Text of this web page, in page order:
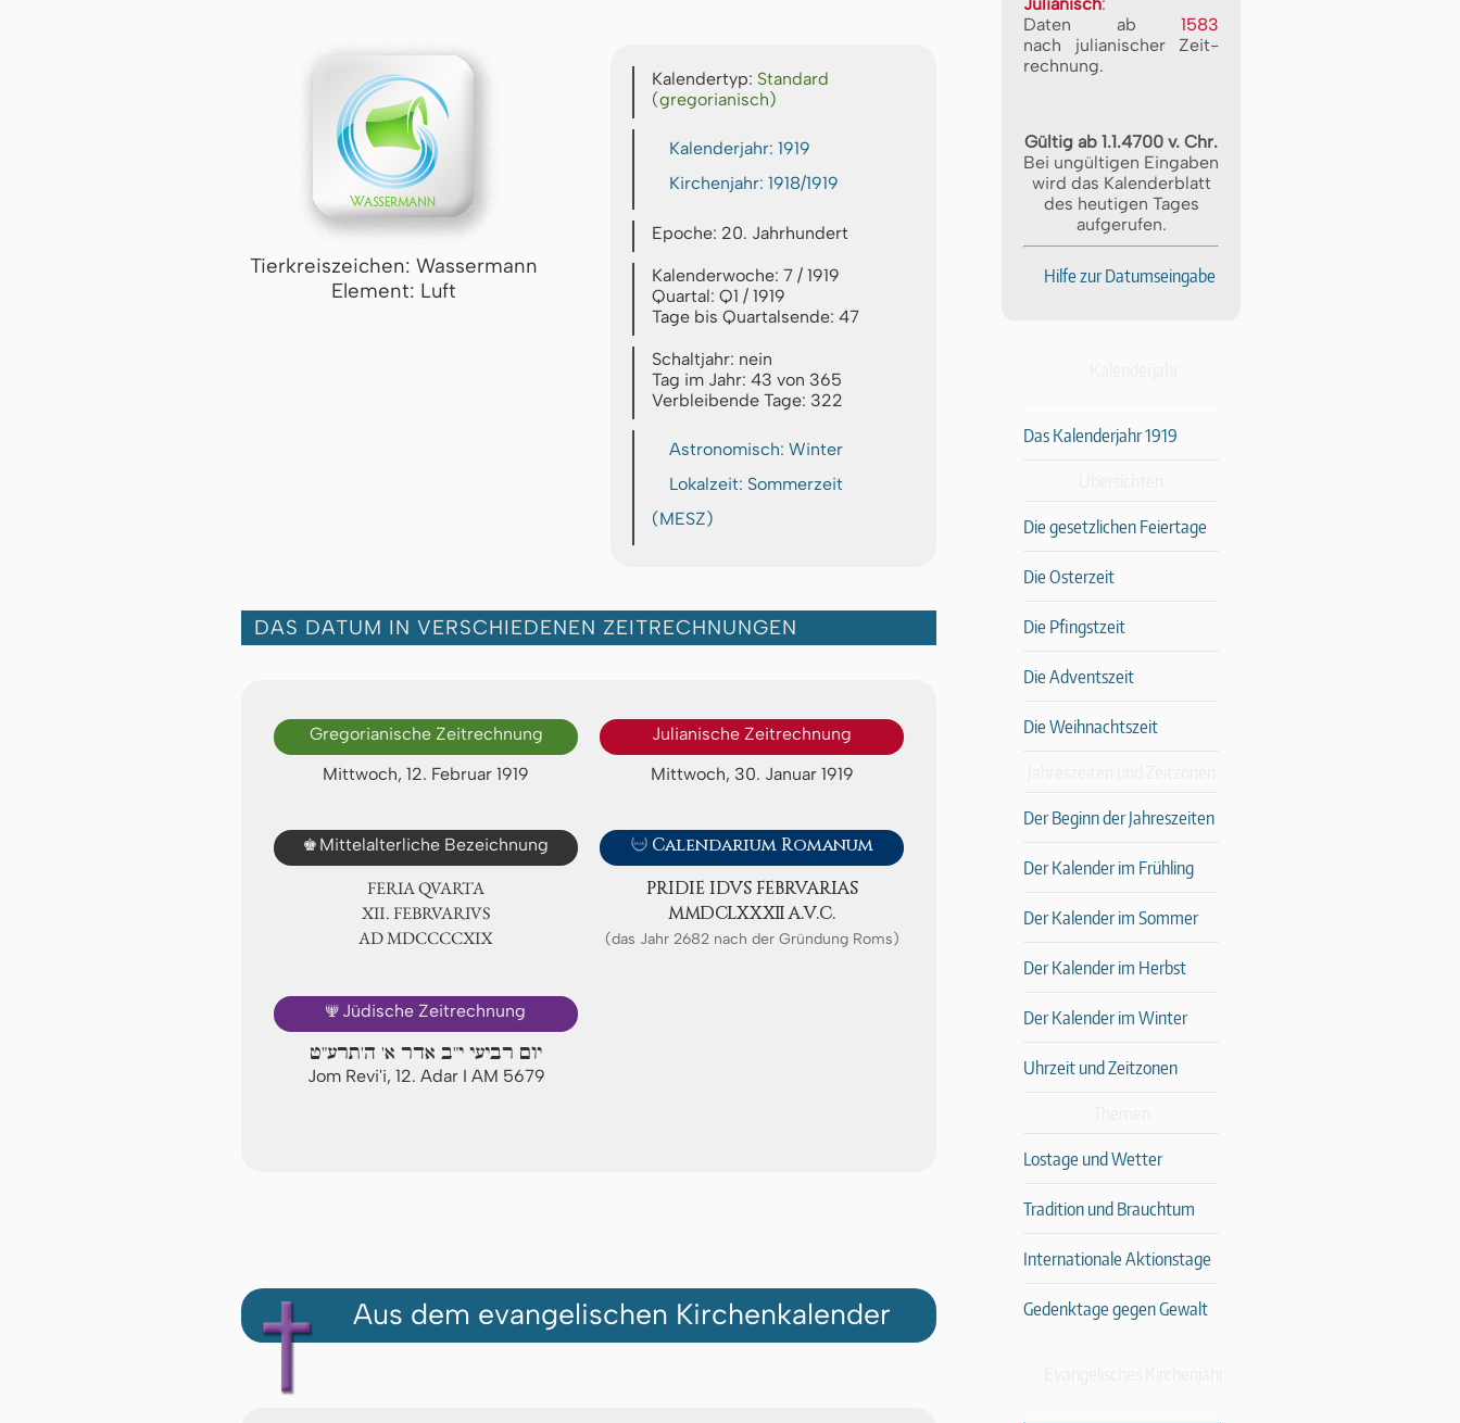
Tierkreiszeichen: Wassermann
Element: Luft
Kalendertyp: Standard
(gregorianisch)
Kalenderjahr: 1919
Kirchenjahr: 1918/1919
Epoche: 20. Jahrhundert
Kalenderwoche: 7 / 1919
Quartal: Q1 / 1919
Tage bis Quartalsende: 47
Schaltjahr: nein
Tag im Jahr: 43 von 365
Verbleibende Tage: 322
Astronomisch: Winter
Lokalzeit: Sommerzeit
(MESZ)
DAS DATUM IN VERSCHIEDENEN ZEITRECHNUNGEN
Gregorianische Zeitrechnung
Mittwoch, 12. Februar 1919
Julianische Zeitrechnung
Mittwoch, 30. Januar 1919
♚ Mittelalterliche Bezeichnung
FERIA QUARTA
Ⅻ. FEBRVARIVS
AD ⅯⅮⅭⅭⅭⅭⅩⅨ
 Calendarium Romanum
PRIDIE IDVS FE­BRV­A­RI­AS
ⅯⅯⅮⅭⅬⅩⅩⅫ A.V.C.
(das Jahr 2682 nach der Gründung Roms)
🕎 Jüdische Zeitrechnung
יום רביעי י"ב אדר א' ה'תרע"ט
Jom Revi'i, 12. Adar I AM 5679
Aus dem evangelischen Kirchenkalender
Daten ab 1583
nach ju­li­a­ni­scher Zeit­
rech­nung.
Gültig ab 1.1.4700 v. Chr.
Bei ungültigen Eingaben
wird das Kalenderblatt
des heutigen Tages
aufgerufen.
Hilfe zur Datumseingabe
Das Kalenderjahr 1919
Die gesetzlichen Feiertage
Die Osterzeit
Die Pfingstzeit
Die Adventszeit
Die Weihnachtszeit
Der Beginn der Jahreszeiten
Der Kalender im Frühling
Der Kalender im Sommer
Der Kalender im Herbst
Der Kalender im Winter
Uhrzeit und Zeitzonen
Lostage und Wetter
Tradition und Brauchtum
Internationale Aktionstage
Gedenktage gegen Gewalt